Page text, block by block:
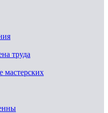
труда
мастерских